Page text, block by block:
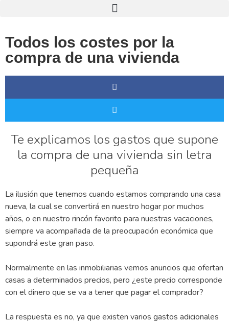
Todos los costes por la
compra de una vivienda
Te explicamos los gastos que supone
la compra de una vivienda sin letra
pequeña
La ilusión que tenemos cuando estamos comprando una casa
nueva, la cual se convertirá en nuestro hogar por muchos
años, o en nuestro rincón favorito para nuestras vacaciones,
siempre va acompañada de la preocupación económica que
supondrá este gran paso.
Normalmente en las inmobiliarias vemos anuncios que ofertan
casas a determinados precios, pero ¿este precio corresponde
con el dinero que se va a tener que pagar el comprador?
La respuesta es no, ya que existen varios gastos adicionales